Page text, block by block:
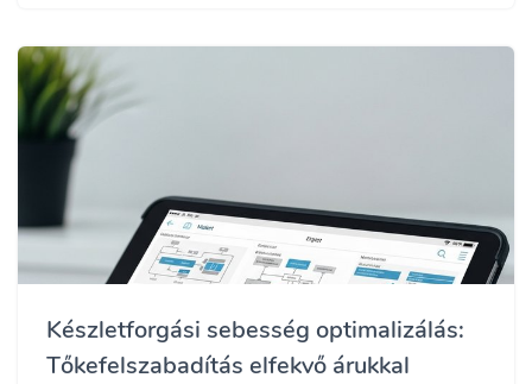
Készletforgási sebesség optimalizálás:
Tőkefelszabadítás elfekvő árukkal